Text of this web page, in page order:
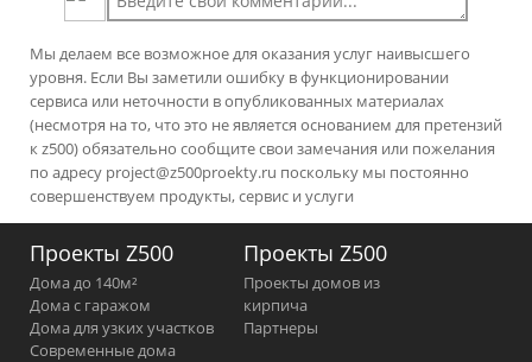
Мы делаем все возможное для оказания услуг наивысшего
уровня. Если Вы заметили ошибку в функционировании
сервиса или неточности в опубликованных материалах
(несмотря на то, что это не является основанием для претензий
к z500) обязательно сообщите свои замечания или пожелания
по адресу project@z500proekty.ru поскольку мы постоянно
совершенствуем продукты, сервис и услуги
Проекты Z500
Дома до 140м²
Дома с гаражом
Дома для узких участков
Современные дома
Проекты Z500
Проекты домов из
кирпича
Партнеры